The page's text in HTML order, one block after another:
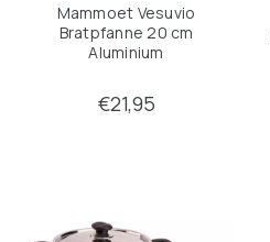
Mammoet Vesuvio
Bratpfanne 20 cm
Aluminium
€21,95